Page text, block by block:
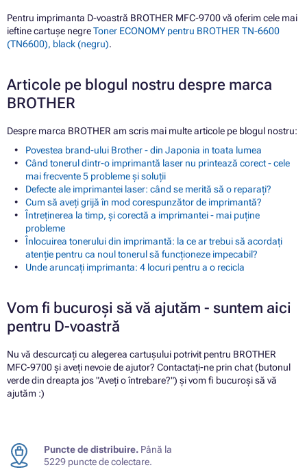
Pentru imprimanta D-voastră BROTHER MFC-9700 vă oferim cele mai
ieftine cartușe negreToner ECONOMY pentru BROTHER TN-6600
(TN6600), black (negru).
Articole pe blogul nostru despre marca
BROTHER
Despre marca BROTHER am scris mai multe articole pe blogul nostru:
Povestea brand-ului Brother - din Japonia in toata lumea
Când tonerul dintr-o imprimantă laser nu printează corect - cele
mai frecvente 5 probleme și soluții
Defecte ale imprimantei laser: când se merită să o reparați?
Cum să aveți grijă în mod corespunzător de imprimantă?
Întreținerea la timp, și corectă a imprimantei - mai puține
probleme
Înlocuirea tonerului din imprimantă: la ce ar trebui să acordați
atenție pentru ca noul tonerul să funcționeze impecabil?
Unde aruncați imprimanta: 4 locuri pentru a o recicla
Vom fi bucuroși să vă ajutăm - suntem aici
pentru D-voastră
Nu vă descurcați cu alegerea cartușului potrivit pentru BROTHER
MFC-9700 și aveți nevoie de ajutor? Contactați-ne prin chat (butonul
verde din dreapta jos "Aveți o întrebare?") și vom fi bucuroși să vă
ajutăm :)
Puncte de distribuire. Până la
5229 puncte de colectare.